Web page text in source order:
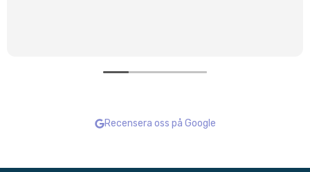
Recensera oss på Google